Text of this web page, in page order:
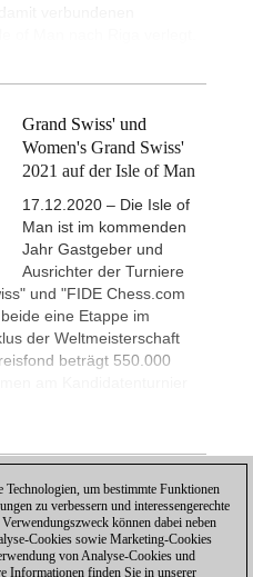
verbundenen
Grand Swiss' und
Women's Grand Swiss'
2021 auf der Isle of Man
17.12.2020 – Die Isle of
Man ist im kommenden
Jahr Gastgeber und
Ausrichter der Turniere
und "FIDE Chess.com
eine Etappe im
der Weltmeisterschaft
beträgt 550.000
1
um bestimmte Funktionen
zu verbessern und interessengerechte
können dabei neben
Cookies sowie Marketing-Cookies
von Analyse-Cookies und
Informationen finden Sie in unserer